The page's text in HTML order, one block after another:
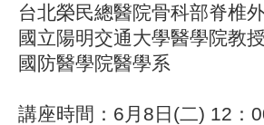
台北榮民總醫院骨科部脊椎
國立陽明交通大學醫學院教
國防醫學院醫學系
講座時間：6月8日(二) 12：